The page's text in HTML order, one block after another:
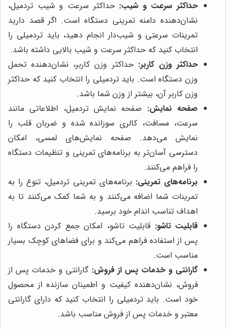
حداکثر سرعت و شیب: حداکثر سرعت و شیب تردمیل،
نشان‌دهنده دامنه تمرینی دستگاه است. اگر قصد دارید
تمرینات سرعتی و شیب‌دار انجام دهید، باید تردمیلی را
انتخاب کنید که حداکثر سرعت و شیب بالایی داشته باشد.
حداکثر وزن کاربر: حداکثر وزن کاربر، نشان‌دهنده تحمل
وزن دستگاه است. باید تردمیلی را انتخاب کنید که حداکثر
وزن کاربر آن، بیشتر از وزن شما باشد.
صفحه نمایش: صفحه نمایش تردمیل، اطلاعاتی مانند
سرعت، مسافت، کالری سوزانده شده و ضربان قلب را
نمایش می‌دهد. صفحه نمایش‌های لمسی، امکان
دسترسی آسان‌تر به برنامه‌های تمرینی و تنظیمات دستگاه
را فراهم می‌کنند.
برنامه‌های تمرینی: برنامه‌های تمرینی تردمیل، تنوع را به
تمرینات شما اضافه می‌کنند و به شما کمک می‌کنند تا به
اهداف تناسب اندام خود برسید.
قابلیت تاشو: قابلیت تاشو، امکان جمع کردن دستگاه را
پس از استفاده فراهم می‌کند و برای فضاهای کوچک بسیار
مناسب است.
گارانتی و خدمات پس از فروش: گارانتی و خدمات پس از
فروش، نشان‌دهنده کیفیت و اطمینان سازنده از محصول
خود است. باید تردمیلی را انتخاب کنید که دارای گارانتی
معتبر و خدمات پس از فروش مناسب باشد.